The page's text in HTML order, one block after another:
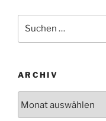
nach:
ARCHIV